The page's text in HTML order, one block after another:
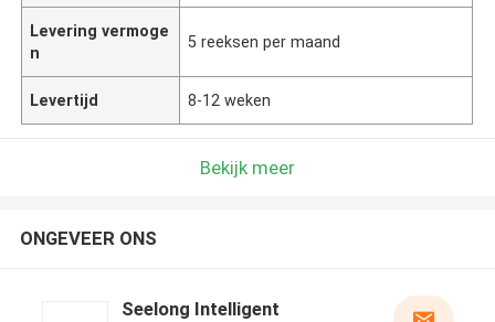
Levering vermoge
n
5 reeksen per maand
Levertijd 8-12 weken
Bekijk meer
ONGEVEER ONS
Seelong Intelligent